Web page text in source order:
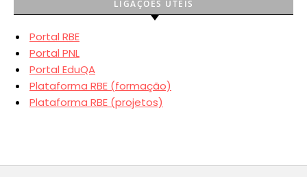
LIGAÇÕES ÚTEIS
Portal RBE
Portal PNL
Portal EduQA
Plataforma RBE (formação)
Plataforma RBE (projetos)